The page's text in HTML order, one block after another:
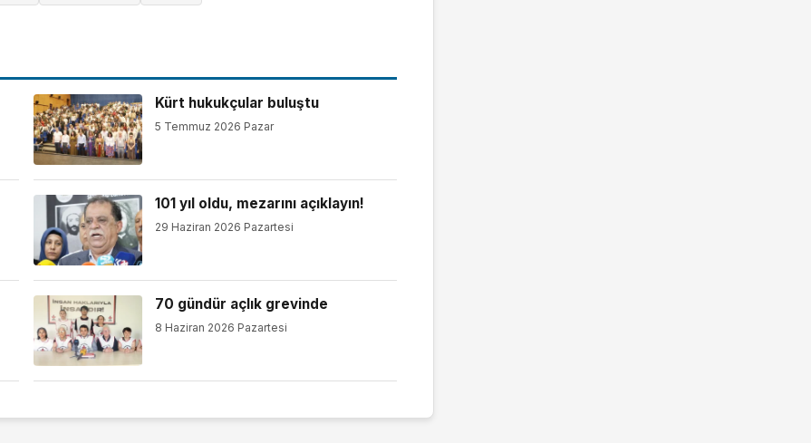
Kürt hukukçular buluştu
5 Temmuz 2026 Pazar
101 yıl oldu, mezarını açıklayın!
29 Haziran 2026 Pazartesi
70 gündür açlık grevinde
8 Haziran 2026 Pazartesi